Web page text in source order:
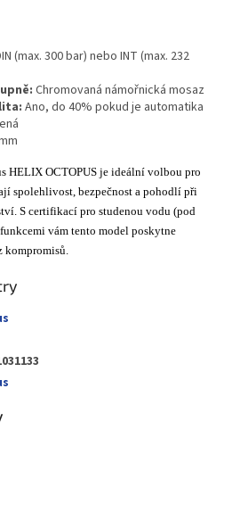
(max. 300 bar) nebo INT (max. 232
Chromovaná námořnická mosaz
Ano, do 40% pokud je automatika
HELIX OCTOPUS je ideální volbou pro
spolehlivost, bezpečnost a pohodlí při
S certifikací pro studenou vodu (pod
vám tento model poskytne